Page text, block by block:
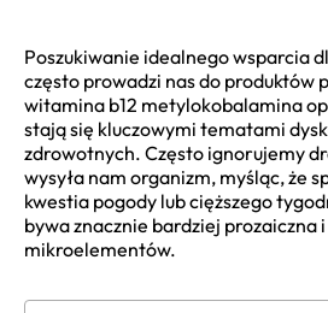
Poszukiwanie idealnego wsparcia
często prowadzi nas do produktów
witamina b12 metylokobalamina
stają się kluczowymi tematami
zdrowotnych. Często ignorujemy
wysyła nam organizm, myśląc, że
kwestia pogody lub cięższego
bywa znacznie bardziej prozaiczna
mikroelementów.